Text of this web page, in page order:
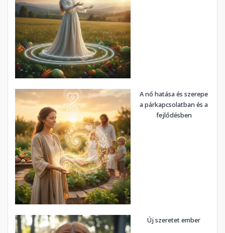
A nő hatása és szerepe
a párkapcsolatban és a
fejlődésben
Új szeretet ember